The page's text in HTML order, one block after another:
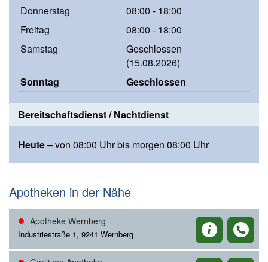
Donnerstag
08:00 - 18:00
Freitag
08:00 - 18:00
Samstag
Geschlossen
(15.08.2026)
Sonntag
Geschlossen
Bereitschaftsdienst / Nachtdienst
Heute– von 08:00 Uhr bis morgen 08:00 Uhr
Apotheken in der Nähe
Apotheke Wernberg
Industriestraße 1, 9241 Wernberg